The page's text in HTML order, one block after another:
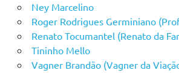
Ney Marcelino
Roger Rodrigues Germiniano
Renato Tocumantel (Renato da
Tininho Mello
Vagner Brandão (Vagner da